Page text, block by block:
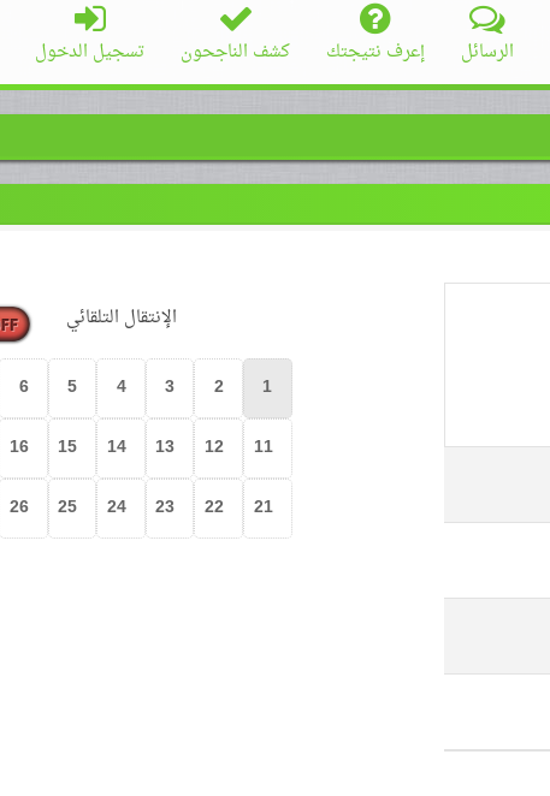
الرسائل إعرف نتيجتك كشف الناجحون تسجيل الدخول
الإنتقال التلقائي
1
2
3
4
5
6
11
12
13
14
15
16
21
22
23
24
25
26